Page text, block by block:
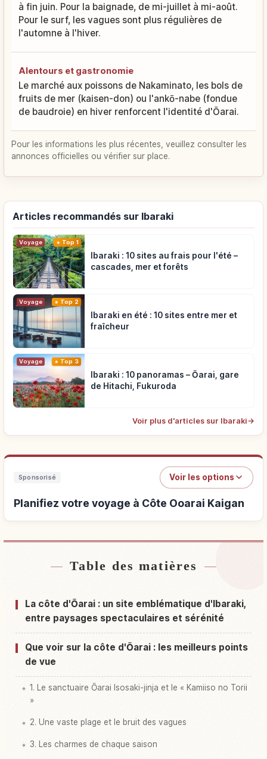
à fin juin. Pour la baignade, de mi-juillet à mi-août.
Pour le surf, les vagues sont plus régulières de
l'automne à l'hiver.
Alentours et gastronomie
Le marché aux poissons de Nakaminato, les bols de
fruits de mer (kaisen-don) ou l'ankō-nabe (fondue
de baudroie) en hiver renforcent l'identité d'Ōarai.
Pour les informations les plus récentes, veuillez consulter les
annonces officielles ou vérifier sur place.
Articles recommandés sur Ibaraki
Voyage Top 1
Ibaraki : 10 sites au frais pour l'été –
cascades, mer et forêts
Voyage Top 2
Ibaraki en été : 10 sites entre mer et
fraîcheur
Voyage Top 3
Ibaraki : 10 panoramas – Ōarai, gare
de Hitachi, Fukuroda
Voir plus d'articles sur Ibaraki→
Sponsorisé Voir les options
Planifiez votre voyage à Côte Ooarai Kaigan
Hébergements près de Côte Ooarai Kaigan
Activités à Côte Ooarai Kaigan↗
Table des matières
La côte d'Ōarai : un site emblématique d'Ibaraki,
entre paysages spectaculaires et sérénité
Que voir sur la côte d'Ōarai : les meilleurs points
de vue
1. Le sanctuaire Ōarai Isosaki-jinja et le « Kamiiso no Torii
»
2. Une vaste plage et le bruit des vagues
3. Les charmes de chaque saison